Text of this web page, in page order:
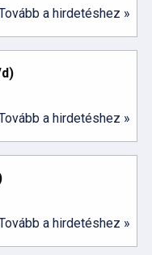
a hirdetéshez »
a hirdetéshez »
a hirdetéshez »